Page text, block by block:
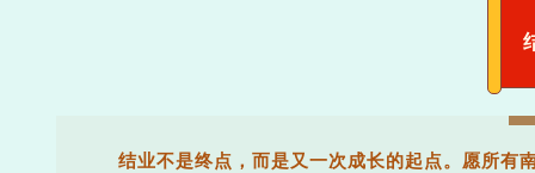
结业不是终点，而是又一次成长的起点。愿所有